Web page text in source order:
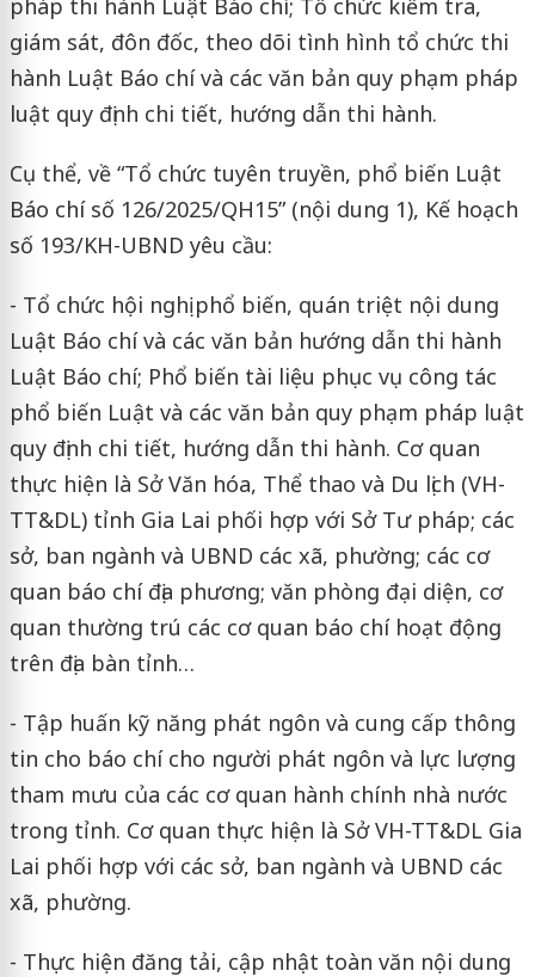
giám sát, đôn đốc, theo dõi tình hình tổ chức thi
hành Luật Báo chí và các văn bản quy phạm pháp
luật quy định chi tiết, hướng dẫn thi hành.
Cụ thể, về “Tổ chức tuyên truyền, phổ biến Luật
Báo chí số 126/2025/QH15” (nội dung 1), Kế hoạch
số 193/KH-UBND yêu cầu:
- Tổ chức hội nghị phổ biến, quán triệt nội dung
Luật Báo chí và các văn bản hướng dẫn thi hành
Luật Báo chí; Phổ biến tài liệu phục vụ công tác
phổ biến Luật và các văn bản quy phạm pháp luật
quy định chi tiết, hướng dẫn thi hành. Cơ quan
thực hiện là Sở Văn hóa, Thể thao và Du lịch (VH-
TT&DL) tỉnh Gia Lai phối hợp với Sở Tư pháp; các
sở, ban ngành và UBND các xã, phường; các cơ
quan báo chí địa phương; văn phòng đại diện, cơ
quan thường trú các cơ quan báo chí hoạt động
trên địa bàn tỉnh…
- Tập huấn kỹ năng phát ngôn và cung cấp thông
tin cho báo chí cho người phát ngôn và lực lượng
tham mưu của các cơ quan hành chính nhà nước
trong tỉnh. Cơ quan thực hiện là Sở VH-TT&DL Gia
Lai phối hợp với các sở, ban ngành và UBND các
xã, phường.
- Thực hiện đăng tải, cập nhật toàn văn nội dung